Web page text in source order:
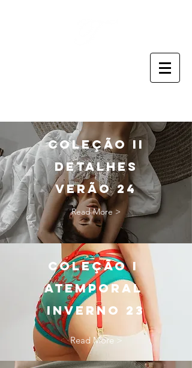
coleção ii
DETALHES
VERÃO 24
Read More >
COLEÇÃO I
ATEMPORAL
INVERNO 23
Read More >